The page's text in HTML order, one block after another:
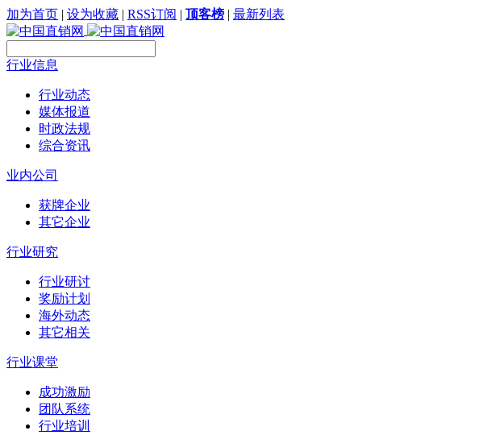
加为首页 | 设为收藏 | RSS订阅 | 顶客榜 | 最新列表
行业信息
行业动态
媒体报道
时政法规
综合资讯
业内公司
获牌企业
其它企业
行业研究
行业研讨
奖励计划
海外动态
其它相关
行业课堂
成功激励
团队系统
行业培训